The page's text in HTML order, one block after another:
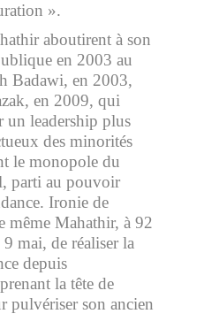
».
aboutirent à son
en 2003 au
Badawi, en 2003,
en 2009, qui
un leadership plus
des minorités
le monopole du
parti au pouvoir
Ironie de
même Mahathir, à 92
mai, de réaliser la
depuis
la tête de
pulvériser son ancien